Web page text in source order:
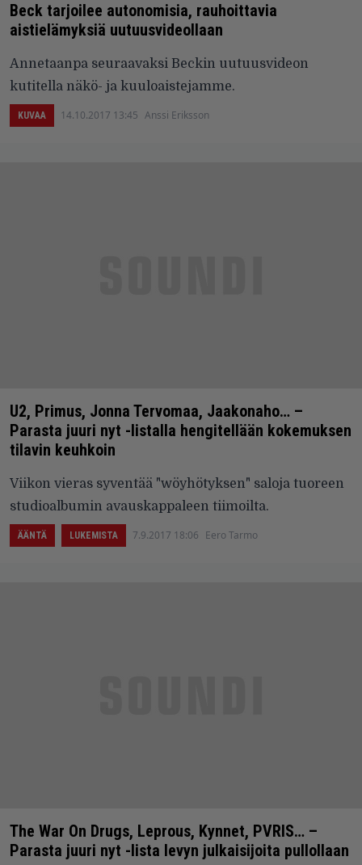
Beck tarjoilee autonomisia, rauhoittavia
aistielämyksiä uutuusvideollaan
Annetaanpa seuraavaksi Beckin uutuusvideon
kutitella näkö- ja kuuloaistejamme.
KUVAA 14.10.2017 13:45 Anssi Eriksson
U2, Primus, Jonna Tervomaa, Jaakonaho… –
Parasta juuri nyt -listalla hengitellään kokemuksen
tilavin keuhkoin
Viikon vieras syventää "wöyhötyksen" saloja tuoreen
studioalbumin avauskappaleen tiimoilta.
ÄÄNTÄ LUKEMISTA 7.9.2017 18:06 Eero Tarmo
The War On Drugs, Leprous, Kynnet, PVRIS… –
Parasta juuri nyt -lista levyn julkaisijoita pullollaan